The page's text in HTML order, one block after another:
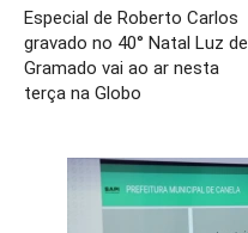
Especial de Roberto Carlos
gravado no 40° Natal Luz de
Gramado vai ao ar nesta
terça na Globo